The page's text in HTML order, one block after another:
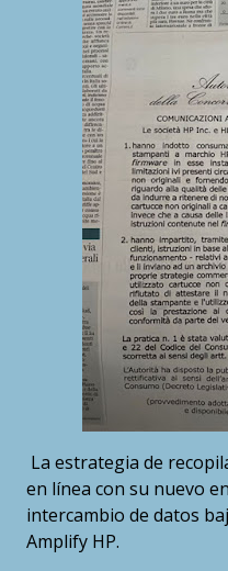
La estrategia de
en línea con su nuevo
intercambio de datos
Amplify HP.